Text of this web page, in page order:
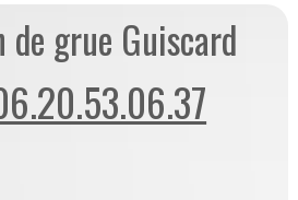
de grue Guiscard